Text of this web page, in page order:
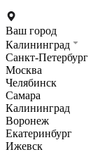
Ваш город
Калининград
Санкт-Петербург
Москва
Челябинск
Самара
Калининград
Воронеж
Екатеринбург
Ижевск